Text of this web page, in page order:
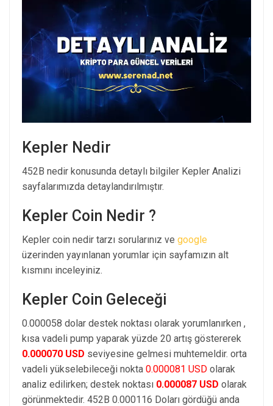
Kepler Nedir
452B nedir konusunda detaylı bilgiler Kepler Analizi
sayfalarımızda detaylandırılmıştır.
Kepler Coin Nedir ?
Kepler coin nedir tarzı sorularınız ve google
üzerinden yayınlanan yorumlar için sayfamızın alt
kısmını inceleyiniz.
Kepler Coin Geleceği
0.000058 dolar destek noktası olarak yorumlanırken ,
kısa vadeli pump yaparak yüzde 20 artış göstererek
0.000070 USD seviyesine gelmesi muhtemeldir. orta
vadeli yükselebileceği nokta 0.000081 USD olarak
analiz edilirken; destek noktası 0.000087 USD olarak
görünmektedir. 452B 0.000116 Doları gördüğü anda